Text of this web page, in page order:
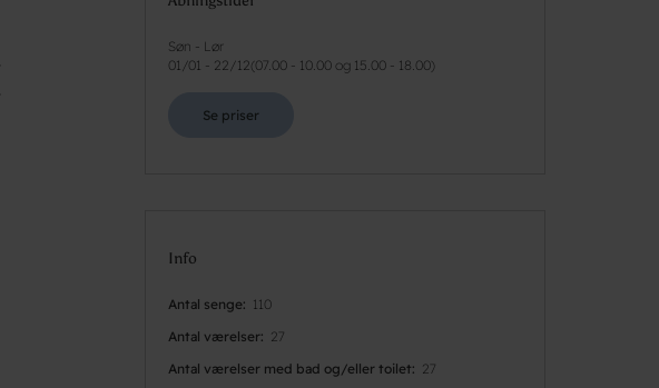
Søn - Lør
01/01 - 22/12( 07.00 - 10.00 og 15.00 - 18.00)
Se priser
Info
Antal senge
110
Antal værelser
27
Antal værelser med bad og/eller toilet
27